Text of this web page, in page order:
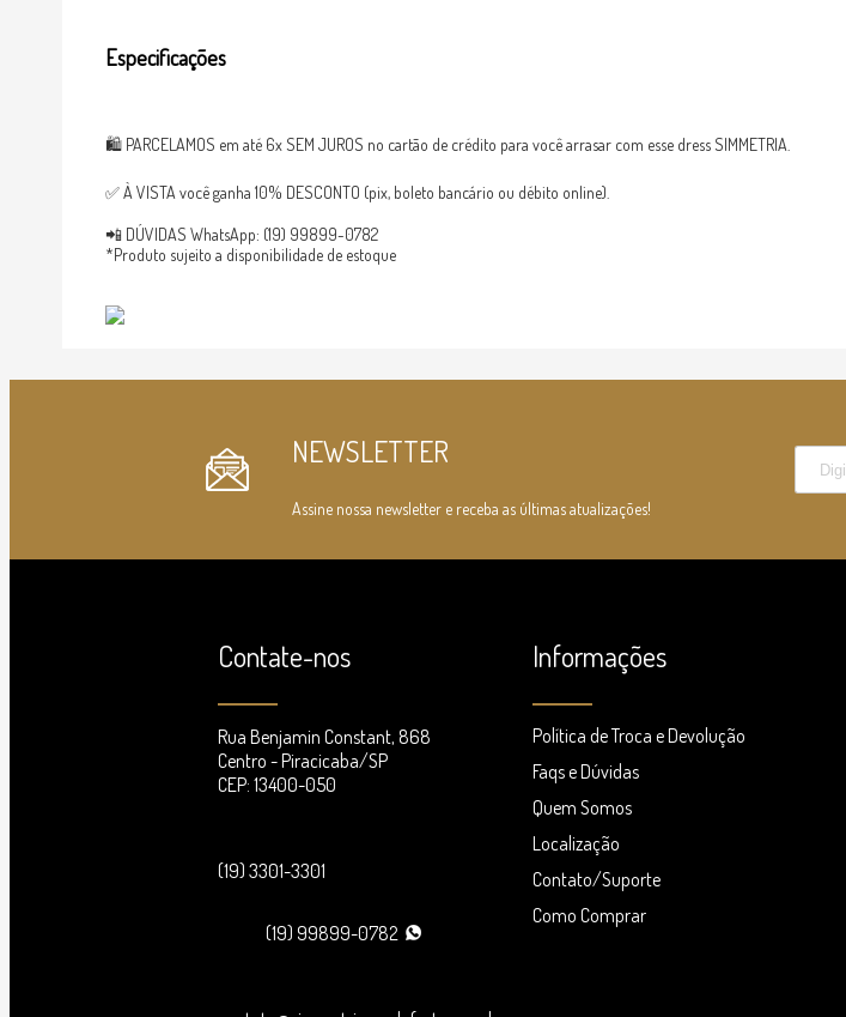
Especificações
🛍 PARCELAMOS em até 6x SEM JUROS no cartão de crédito para você arrasar com esse dress SIMMETRIA.
✅ À VISTA você ganha 10% DESCONTO (pix, boleto bancário ou débito online).
📲 DÚVIDAS WhatsApp: (19) 99899-0782
*Produto sujeito a disponibilidade de estoque
NEWSLETTER
Assine nossa newsletter e receba as últimas atualizações!
Contate-nos
Rua Benjamin Constant, 868
Centro - Piracicaba/SP
CEP: 13400-050
(19) 3301-3301
(19) 99899-0782
Informações
Política de Troca e Devolução
Faqs e Dúvidas
Quem Somos
Localização
Contato/Suporte
Como Comprar